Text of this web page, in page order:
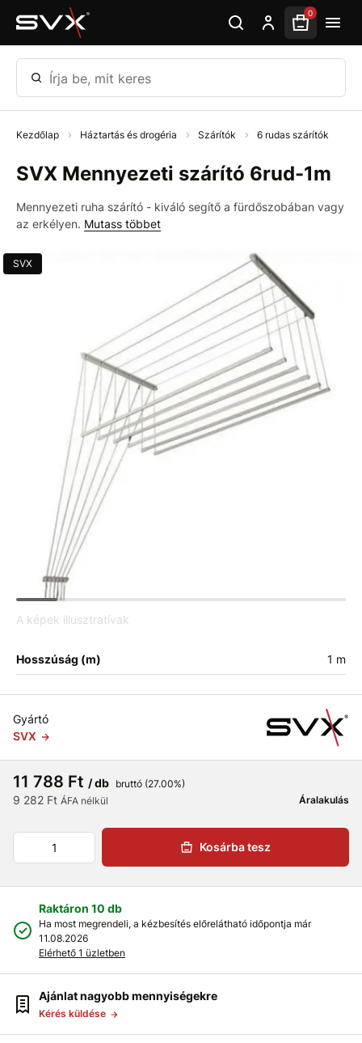
Ugrás az oldal fő részéhez 0
Írja be, mit keres
Kezdőlap Háztartás és drogéria Szárítók 6 rudas szárítók
SVX Mennyezeti szárító 6rud-1m
Mennyezeti ruha szárító - kiváló segítő a fürdőszobában vagy
az erkélyen. Mutass többet
SVX
A képek illusztratívak
Hosszúság (m) 1 m
Gyártó
SVX
11 788 Ft / db bruttó (27.00%)
9 282 Ft ÁFA nélkül Áralakulás
Kosárba tesz
Raktáron 10 db
Ha most megrendeli, a kézbesítés előrelátható időpontja már
11.08.2026
Elérhető 1 üzletben
Ajánlat nagyobb mennyiségekre
Kérés küldése